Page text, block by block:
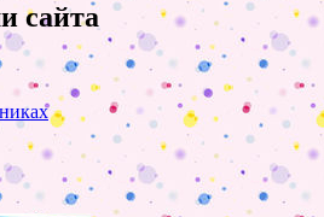
сайта